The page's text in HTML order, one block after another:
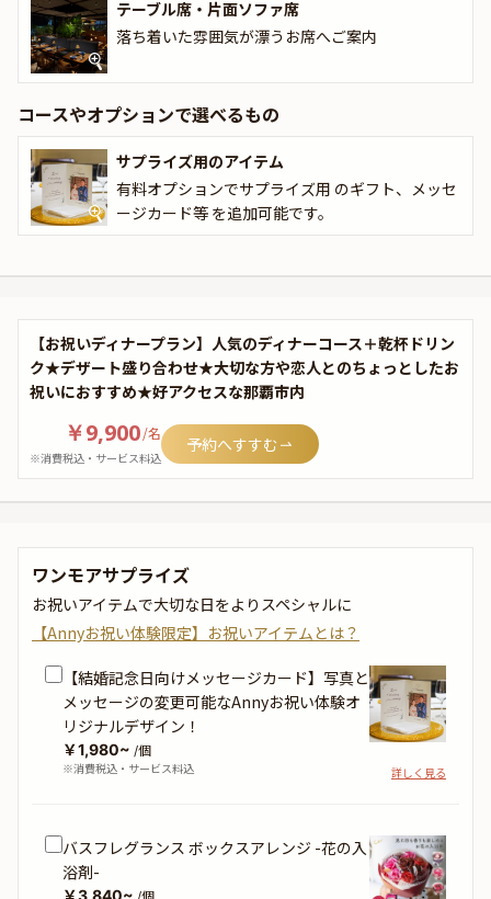
テーブル席・片面ソファ席
落ち着いた雰囲気が漂うお席へご案内
コースやオプションで選べるもの
サプライズ用のアイテム
有料オプションでサプライズ用 のギフト、メッセ
ージカード等 を追加可能です。
【お祝いディナープラン】人気のディナーコース＋乾杯ドリン
ク★デザート盛り合わせ★大切な方や恋人とのちょっとしたお
祝いにおすすめ★好アクセスな那覇市内
￥9,900/名
※消費税込・サービス料込
予約へすすむ
ワンモアサプライズ
お祝いアイテムで大切な日をよりスペシャルに
【Annyお祝い体験限定】お祝いアイテムとは？
【結婚記念日向けメッセージカード】写真と
メッセージの変更可能なAnnyお祝い体験オ
リジナルデザイン！
￥1,980~ /個
※消費税込・サービス料込
詳しく見る
バスフレグランス ボックスアレンジ -花の入
浴剤-
￥3,840~